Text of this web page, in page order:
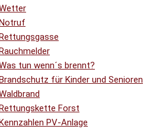
tun wenn´s brennt?
für Kinder und Senioren
Forst
PV-Anlage